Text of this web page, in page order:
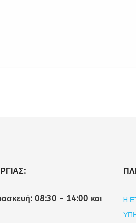
08:30 - 14:00 και
H